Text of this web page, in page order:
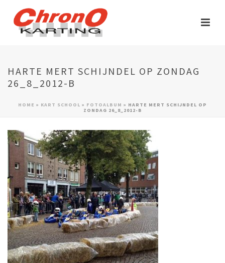
HARTE MERT SCHIJNDEL OP ZONDAG
26_8_2012-B
HOME » KART SCHOOL » FOTOALBUM » HARTE MERT SCHIJNDEL OP
ZONDAG 26_8_2012-B